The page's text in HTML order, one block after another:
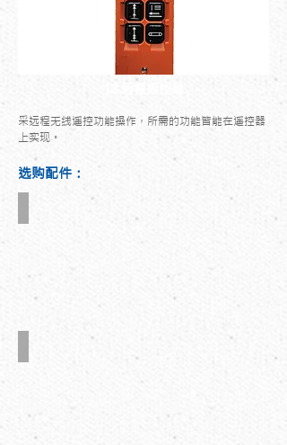
采远程无线遥控功能操作，所需的功能皆能在遥控器
上实现。
选购配件：